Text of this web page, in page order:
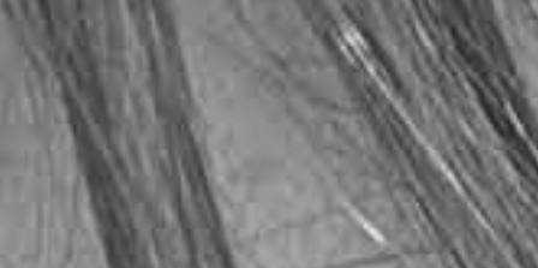
RECHERCHER ...